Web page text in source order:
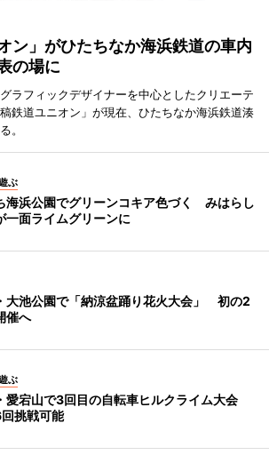
ン」がひたちなか海浜鉄道の車内
の場に
ラフィックデザイナーを中心としたクリエーテ
鉄道ユニオン」が現在、ひたちなか海浜鉄道湊
。
ぶ
海浜公園でグリーンコキア色づく みはらし
一面ライムグリーンに
大池公園で「納涼盆踊り花火大会」 初の2
催へ
ぶ
愛宕山で3回目の自転車ヒルクライム大会
挑戦可能